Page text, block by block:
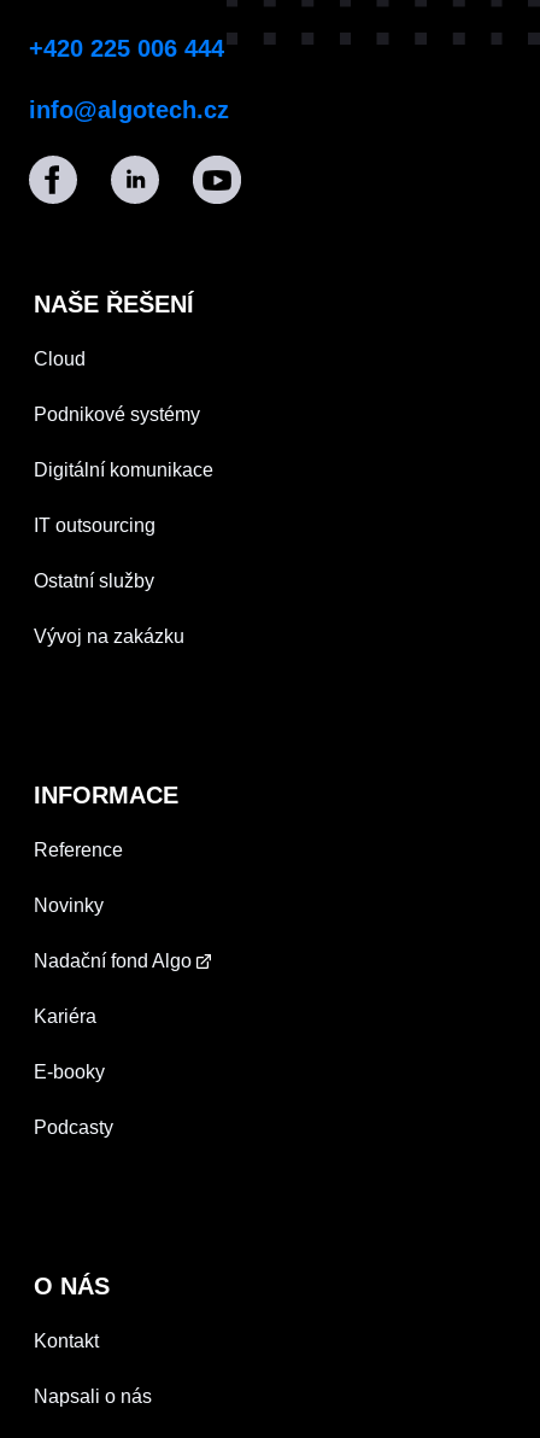
+420 225 006 444
info@algotech.cz
NAŠE ŘEŠENÍ
Cloud
Podnikové systémy
Digitální komunikace
IT outsourcing
Ostatní služby
Vývoj na zakázku
INFORMACE
Reference
Novinky
Nadační fond Algo
Kariéra
E-booky
Podcasty
O NÁS
Kontakt
Napsali o nás